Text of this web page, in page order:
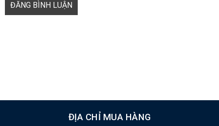
ĐĂNG BÌNH LUẬN
ĐỊA CHỈ MUA HÀNG